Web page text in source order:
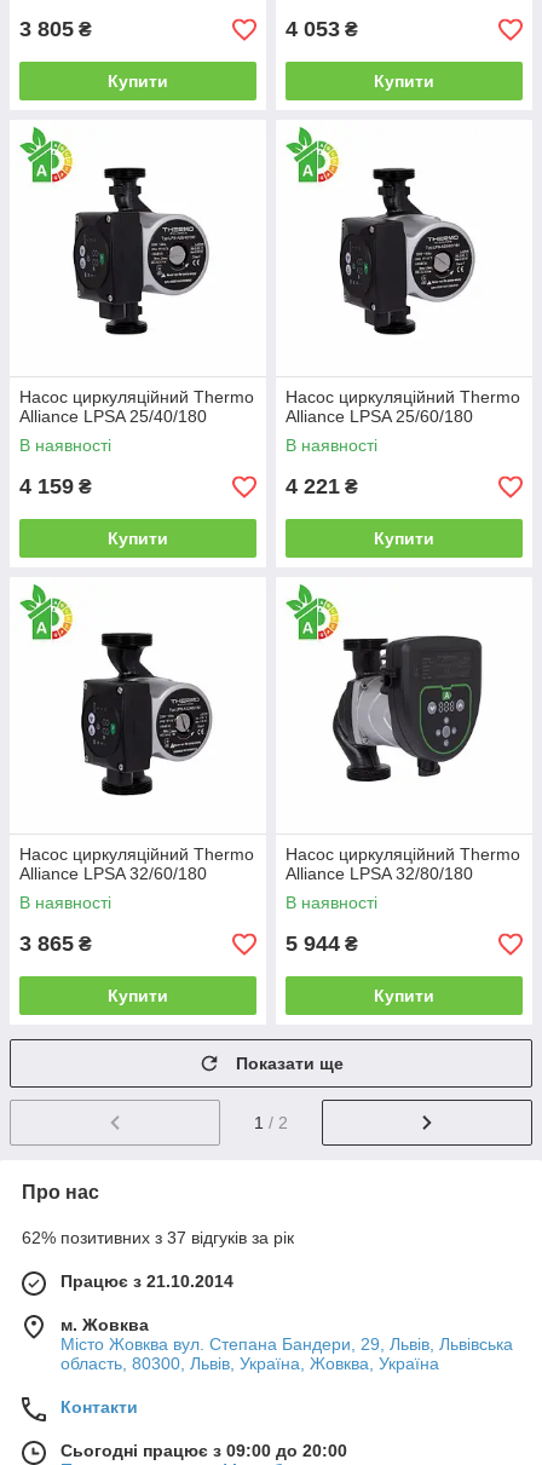
3 805 ₴
Купити
4 053 ₴
Купити
Насос циркуляційний Thermo
Alliance LPSA 25/40/180
В наявності
4 159 ₴
Купити
Насос циркуляційний Thermo
Alliance LPSA 25/60/180
В наявності
4 221 ₴
Купити
Насос циркуляційний Thermo
Alliance LPSA 32/60/180
В наявності
3 865 ₴
Купити
Насос циркуляційний Thermo
Alliance LPSA 32/80/180
В наявності
5 944 ₴
Купити
Показати ще
1 / 2
Про нас
62% позитивних з 37 відгуків за рік
Працює з 21.10.2014
м. Жовква
Місто Жовква вул. Степана Бандери, 29, Львів, Львівська
область, 80300, Львів, Україна, Жовква, Україна
Контакти
Сьогодні працює з 09:00 до 20:00